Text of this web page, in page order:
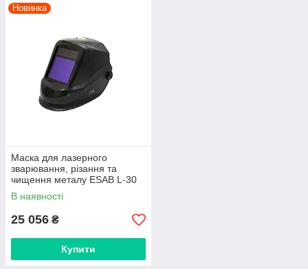
Новинка
Маска для лазерного
зварювання, різання та
чищення металу ESAB L-30
Laser Welding Helmet.
В наявності
25 056 ₴
Купити